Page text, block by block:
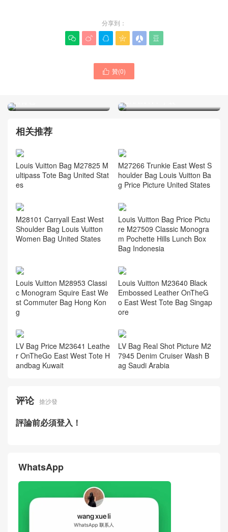
分享到：
     
 贊(0)LV路易威登包包排行榜 官網
Louis Vuitton Bag M27825 M
ultipass Tote Bag United Stat
es
M27266 Trunkie East West S
houlder Bag Louis Vuitton Ba
g Price Picture United States
M28101 Carryall East West
Shoulder Bag Louis Vuitton
Women Bag United States
Louis Vuitton Bag Price Pictu
re M27509 Classic Monogra
m Pochette Hills Lunch Box
Bag Indonesia
Louis Vuitton M28953 Classi
c Monogram Squire East We
st Commuter Bag Hong Kon
g
Louis Vuitton M23640 Black
Embossed Leather OnTheG
o East West Tote Bag Singap
ore
LV Bag Price M23641 Leathe
r OnTheGo East West Tote H
andbag Kuwait
LV Bag Real Shot Picture M2
7945 Denim Cruiser Wash B
ag Saudi Arabia
评论